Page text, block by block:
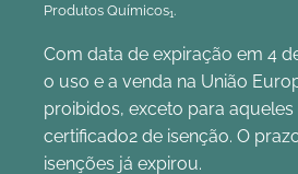
Produtos Químicos1.
Com data de expiração em 4
o uso e a venda na União
proibidos, exceto para
certificado2 de isenção. O
isenções já expirou.